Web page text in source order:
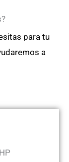
para tu
a